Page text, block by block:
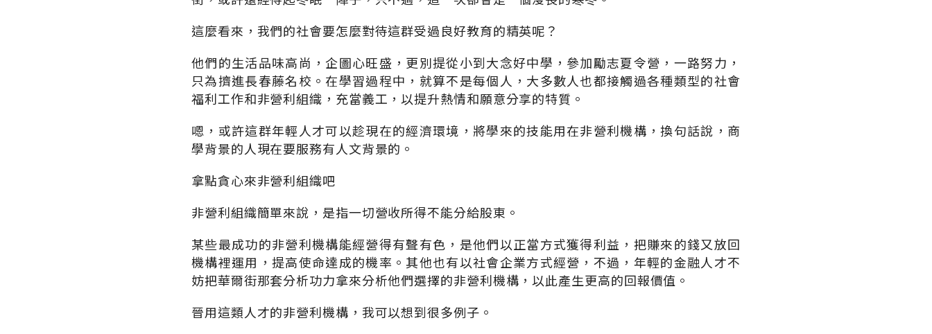
這麼看來，我們的社會要怎麼對待這群受過良好教育的精英呢？
他們的生活品味高尚，企圖心旺盛，更別提從小到大念好中學，參加勵志夏令營，一路努力，
只為擠進長春藤名校。在學習過程中，就算不是每個人，大多數人也都接觸過各種類型的社會
福利工作和非營利組織，充當義工，以提升熱情和願意分享的特質。
嗯，或許這群年輕人才可以趁現在的經濟環境，將學來的技能用在非營利機構，換句話說，商
學背景的人現在要服務有人文背景的。
拿點貪心來非營利組織吧
非營利組織簡單來說，是指一切營收所得不能分給股東。
某些最成功的非營利機構能經營得有聲有色，是他們以正當方式獲得利益，把賺來的錢又放回
機構裡運用，提高使命達成的機率。其他也有以社會企業方式經營，不過，年輕的金融人才不
妨把華爾街那套分析功力拿來分析他們選擇的非營利機構，以此產生更高的回報價值。
晉用這類人才的非營利機構，我可以想到很多例子。